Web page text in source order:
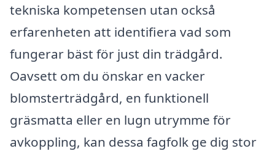
tekniska kompetensen utan också
erfarenheten att identifiera vad som
fungerar bäst för just din trädgård.
Oavsett om du önskar en vacker
blomsterträdgård, en funktionell
gräsmatta eller en lugn utrymme för
avkoppling, kan dessa fagfolk ge dig stor